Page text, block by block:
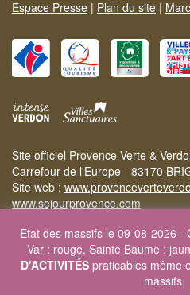
Espace Presse | Plan du site |
Site officiel Provence Verte &
Carrefour de l'Europe - 83170
Site web :
www.sejourprovence.com
Etat des massifs le 09-08-2026 -
Var : rouge, Sainte Baume :
D'ACTIVITÉSpraticables même
massifs.